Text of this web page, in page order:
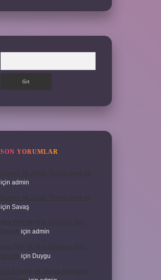
SON YORUMLAR
Kumun Ve Zuhûr Teorisi Kime Ait
için admin
Kumun Ve Zuhûr Teorisi Kime Ait
için Savaş
Ana Fikir Ve Ana Düşünce Aynı
Şey Mi için admin
Ana Fikir Ve Ana Düşünce Aynı
Şey Mi için Duygu
1513 Tarihli Ilk Dünya Haritasını